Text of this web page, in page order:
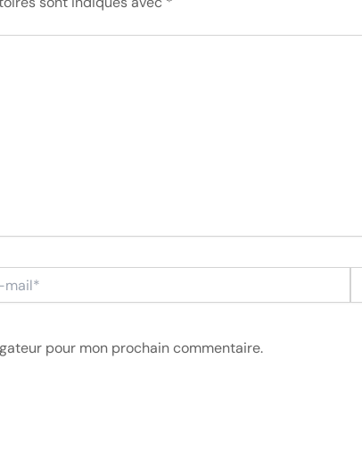
pour mon prochain commentaire.